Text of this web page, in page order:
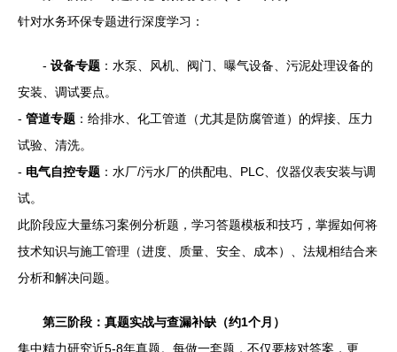
针对水务环保专题进行深度学习：
- 设备专题 ：水泵、风机、阀门、曝气设备、污泥处理设备的
安装、调试要点。
- 管道专题 ：给排水、化工管道（尤其是防腐管道）的焊接、压力
试验、清洗。
- 电气自控专题 ：水厂/污水厂的供配电、PLC、仪器仪表安装与调
试。
此阶段应大量练习案例分析题，学习答题模板和技巧，掌握如何将
技术知识与施工管理（进度、质量、安全、成本）、法规相结合来
分析和解决问题。
第三阶段：真题实战与查漏补缺（约1个月）
集中精力研究近5-8年真题。每做一套题，不仅要核对答案，更